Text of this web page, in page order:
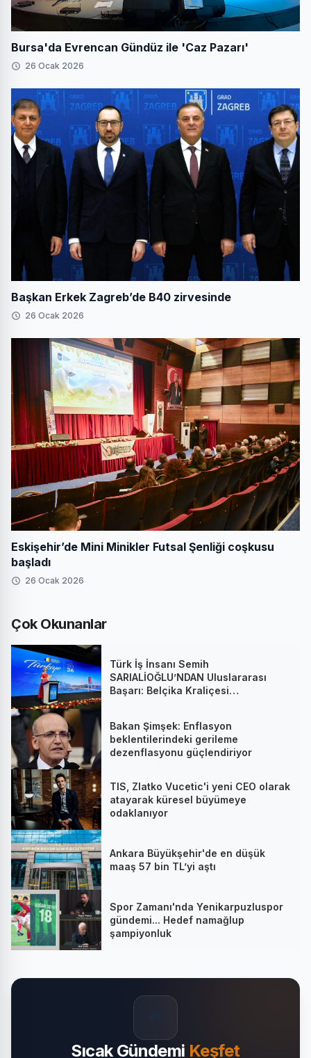
Bursa'da Evrencan Gündüz ile 'Caz Pazarı'
26 Ocak 2026
Başkan Erkek Zagreb’de B40 zirvesinde
26 Ocak 2026
Eskişehir’de Mini Minikler Futsal Şenliği coşkusu
başladı
26 Ocak 2026
Çok Okunanlar
Türk İş İnsanı Semih
SARIALİOĞLU’NDAN Uluslararası
Başarı: Belçika Kraliçesi
Bakan Şimşek: Enflasyon
beklentilerindeki gerileme
dezenflasyonu güçlendiriyor
TIS, Zlatko Vucetic'i yeni CEO olarak
atayarak küresel büyümeye
odaklanıyor
Ankara Büyükşehir'de en düşük
maaş 57 bin TL’yi aştı
Spor Zamanı'nda Yenikarpuzluspor
gündemi... Hedef namağlup
şampiyonluk
Sıcak Gündemi Keşfet